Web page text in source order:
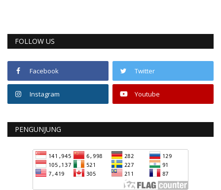
FOLLOW US
Facebook Twitter
Instagram Youtube
PENGUNJUNG